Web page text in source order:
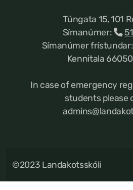
Túngata 15, 101
Símanúmer:
Símanúmer frístundar:
Kennitala
In case of emergency
students please
©2023 Landakotsskóli